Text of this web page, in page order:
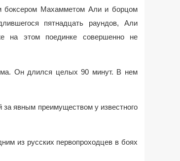
боксером Махамметом Али и борцом
пятнадцать раундов, Али
на этом поединке совершенно не
Он длился целых 90 минут. В нем
за явным преимуществом у известного
из русских первопроходцев в боях